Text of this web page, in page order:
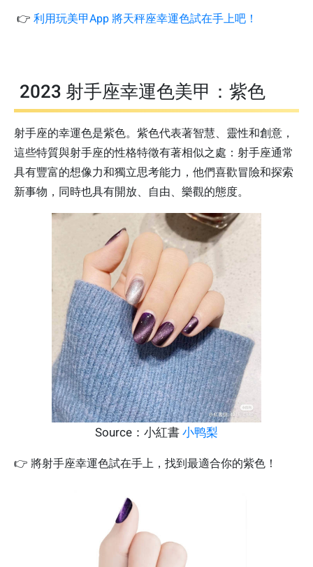
👉 利用玩美甲App 將天秤座幸運色試在手上吧！
2023 射手座幸運色美甲：紫色
射手座的幸運色是紫色。紫色代表著智慧、靈性和創意，
這些特質與射手座的性格特徵有著相似之處：射手座通常
具有豐富的想像力和獨立思考能力，他們喜歡冒險和探索
新事物，同時也具有開放、自由、樂觀的態度。
Source：小紅書 小鸭梨
👉 將射手座幸運色試在手上，找到最適合你的紫色！